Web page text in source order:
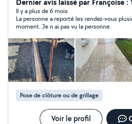
Il y a plus de 6 mois
La personne a reporté les rendez-vous plusieurs fois au dernier
moment. Je n ai pas vu la personne.
Pose de clôture ou de grillage
Voir le profil